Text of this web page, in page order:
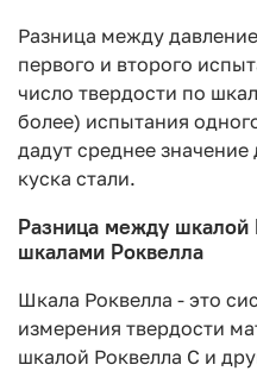
Разница между
первого и второго
число твердости по
более) испытания
дадут среднее
куска стали.
Разница между шкалой
шкалами Роквелла
Шкала Роквелла - это
измерения твердости
шкалой Роквелла C и